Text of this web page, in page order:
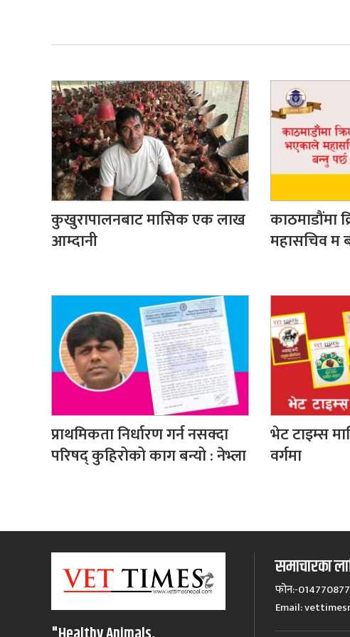
कुखुरापालनबाट मासिक एक लाख
आम्दानी
काठमाडौंमा
महासचिव म
प्राथमिकता निर्धारण गर्न नसक्दा
परिषद् कुहिरोको काग बन्यो : नेभ्ला
भेट टाइम्स
वर्गमा
समाचारका
फोन:-
Email: